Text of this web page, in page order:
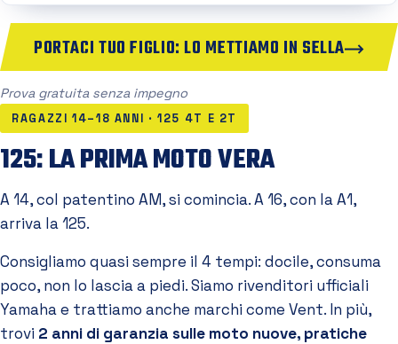
PORTACI TUO FIGLIO: LO METTIAMO IN SELLA
Prova gratuita senza impegno
RAGAZZI 14–18 ANNI · 125 4T E 2T
125: LA PRIMA MOTO VERA
A 14, col patentino AM, si comincia. A 16, con la A1,
arriva la 125.
Consigliamo quasi sempre il 4 tempi: docile, consuma
poco, non lo lascia a piedi. Siamo rivenditori ufficiali
Yamaha e trattiamo anche marchi come Vent. In più,
trovi 2 anni di garanzia sulle moto nuove, pratiche